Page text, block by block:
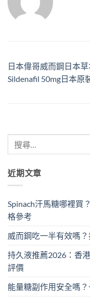
日本偉哥威而鋼日本
Sildenafil 50mg日本原
近期文章
Spinach汗馬糖哪裡買
格參考
威而鋼吃一半有效嗎
持久液推薦2026：香
評價
能量糖副作用安全嗎